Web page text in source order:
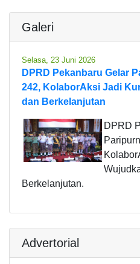
Galeri
Selasa, 23 Juni 2026
DPRD Pekanbaru Gelar
242, KolaborAksi Jadi
dan Berkelanjutan
DPRD
Berkelanjutan.
Advertorial